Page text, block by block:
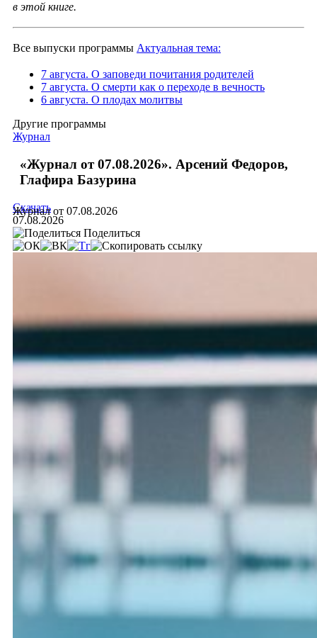
в этой книге.
Все выпуски программы Актуальная тема:
7 августа. О заповеди почитания родителей
7 августа. О смерти как о переходе в вечность
6 августа. О плодах молитвы
Другие программы
Журнал
«Журнал от 07.08.2026». Арсений Федоров,
Глафира Базурина
Журнал от 07.08.2026
Скачать
07.08.2026
Поделиться